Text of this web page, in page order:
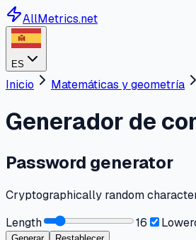
AllMetrics.net
ES
Inicio Matemáticas y geometría
Generador de
Password generator
Cryptographically random
Length
16